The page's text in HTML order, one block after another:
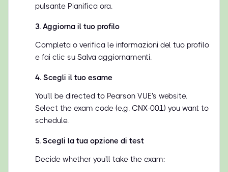
pulsante Pianifica ora.
3. Aggiorna il tuo profilo
Completa o verifica le informazioni del tuo profilo
e fai clic su Salva aggiornamenti.
4. Scegli il tuo esame
You'll be directed to Pearson VUE's website.
Select the exam code (e.g. CNX-001) you want to
schedule.
5. Scegli la tua opzione di test
Decide whether you'll take the exam: